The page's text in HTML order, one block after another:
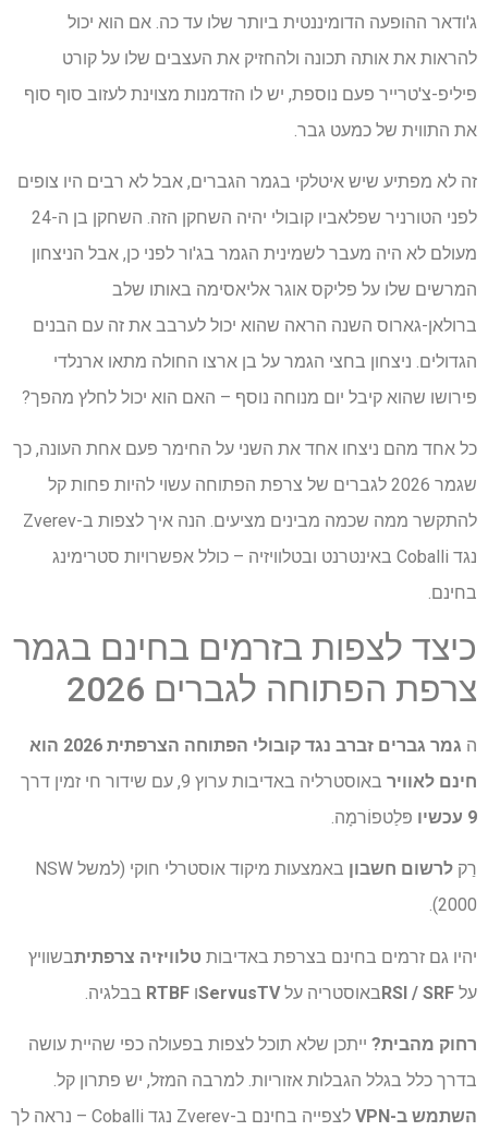
ג'ודאר ההופעה הדומיננטית ביותר שלו עד כה. אם הוא יכול
להראות את אותה תכונה ולהחזיק את העצבים שלו על קורט
פיליפ-צ'טרייר פעם נוספת, יש לו הזדמנות מצוינת לעזוב סוף סוף
את התווית של כמעט גבר.
זה לא מפתיע שיש איטלקי בגמר הגברים, אבל לא רבים היו צופים
לפני הטורניר שפלאביו קובולי יהיה השחקן הזה. השחקן בן ה-24
מעולם לא היה מעבר לשמינית הגמר בג'ור לפני כן, אבל הניצחון
המרשים שלו על פליקס אוגר אליאסימה באותו שלב
ברולאן-גארוס השנה הראה שהוא יכול לערבב את זה עם הבנים
הגדולים. ניצחון בחצי הגמר על בן ארצו החולה מתאו ארנלדי
פירושו שהוא קיבל יום מנוחה נוסף – האם הוא יכול לחלץ מהפך?
כל אחד מהם ניצחו אחד את השני על החימר פעם אחת העונה, כך
שגמר 2026 לגברים של צרפת הפתוחה עשוי להיות פחות קל
להתקשר ממה שכמה מבינים מציעים. הנה איך לצפות ב-Zverev
נגד Coballi באינטרנט ובטלוויזיה – כולל אפשרויות סטרימינג
בחינם.
כיצד לצפות בזרמים בחינם בגמר
צרפת הפתוחה לגברים 2026
ה
גמר גברים זברב נגד קובולי הפתוחה הצרפתית 2026 הוא
חינם לאוויר באוסטרליה באדיבות ערוץ 9, עם שידור חי זמין דרך
9 עכשיו
פּלַטפוֹרמָה.
רַק לרשום חשבון
באמצעות מיקוד אוסטרלי חוקי (למשל NSW
2000).
יהיו גם זרמים בחינם בצרפת באדיבות טלוויזיה צרפתיתבשוויץ
על
RSI / SRF באוסטריה עלServusTVו RTBF בבלגיה.
רחוק מהבית? ייתכן שלא תוכל לצפות בפעולה כפי שהיית עושה
בדרך כלל בגלל הגבלות אזוריות. למרבה המזל, יש פתרון קל.
השתמש ב-VPN
לצפייה בחינם ב-Zverev נגד Coballi – נראה לך